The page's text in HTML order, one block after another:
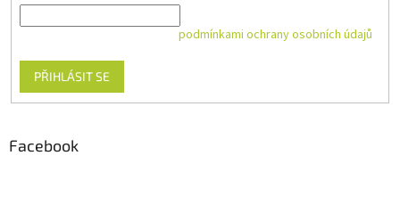
podmínkami ochrany osobních údajů
PŘIHLÁSIT SE
Facebook